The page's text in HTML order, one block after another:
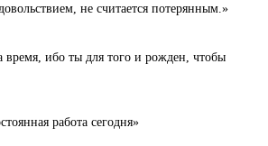
не считается потерянным.»
время, ибо ты для того и рожден, чтобы
работа сегодня»